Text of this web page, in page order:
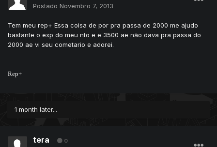
Postado Novembro 7, 2013
Tem meu rep+ Essa coisa de por pra passa de 2000 me ajudo
bastante o exp do meu nto e e 3500 ae não dava pra passa do
2000 ae vi seu cometario e adorei.
Rep+
1 month later...
tera 0